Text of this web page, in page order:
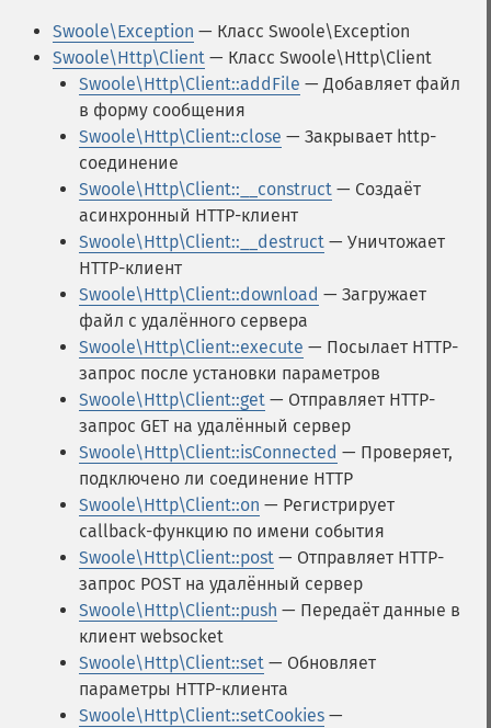
Swoole\Exception — Класс Swoole\Exception
Swoole\Http\Client — Класс Swoole\Http\Client
Swoole\Http\Client::addFile — Добавляет файл
в форму сообщения
Swoole\Http\Client::close — Закрывает http-
соединение
Swoole\Http\Client::__construct — Создаёт
асинхронный HTTP-клиент
Swoole\Http\Client::__destruct — Уничтожает
HTTP-клиент
Swoole\Http\Client::download — Загружает
файл с удалённого сервера
Swoole\Http\Client::execute — Посылает HTTP-
запрос после установки параметров
Swoole\Http\Client::get — Отправляет HTTP-
запрос GET на удалённый сервер
Swoole\Http\Client::isConnected — Проверяет,
подключено ли соединение HTTP
Swoole\Http\Client::on — Регистрирует
callback-функцию по имени события
Swoole\Http\Client::post — Отправляет HTTP-
запрос POST на удалённый сервер
Swoole\Http\Client::push — Передаёт данные в
клиент websocket
Swoole\Http\Client::set — Обновляет
параметры HTTP-клиента
Swoole\Http\Client::setCookies —